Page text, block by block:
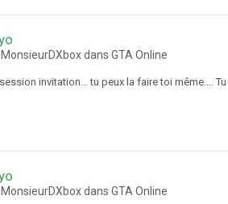
dans GTA Online
invitation... tu peux la faire toi même....
dans GTA Online